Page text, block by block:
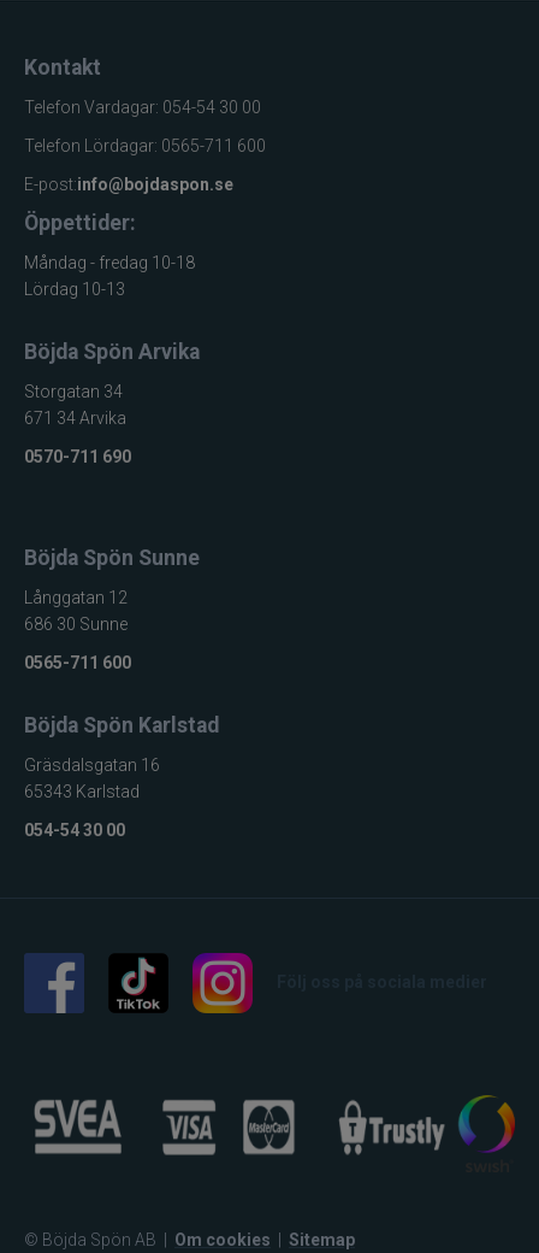
Kontakt
Telefon Vardagar: 054-54 30 00
Telefon Lördagar: 0565-711 600
E-post:info@bojdaspon.se
Öppettider:
Måndag - fredag 10-18
Lördag 10-13
Böjda Spön Arvika
Storgatan 34
671 34 Arvika
0570-711 690
Böjda Spön Sunne
Långgatan 12
686 30 Sunne
0565-711 600
Böjda Spön Karlstad
Gräsdalsgatan 16
65343 Karlstad
054-54 30 00
© Böjda Spön AB Om cookies Sitemap